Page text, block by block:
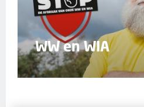
WW en WIA